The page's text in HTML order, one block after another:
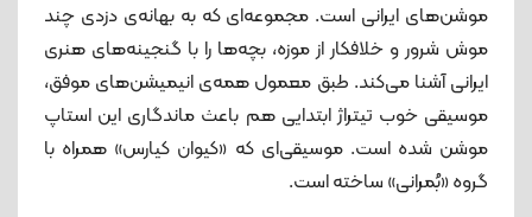
موشن‌های ایرانی است. مجموعه‌ای که به بهانه‌ی دزدی چند
موش شرور و خلافکار از موزه، بچه‌ها را با گنجینه‌های هنری
ایرانی آشنا می‌کند. طبق معمول همه‌ی انیمیشن‌های موفق،
موسیقی خوب تیتراژ ابتدایی هم باعث ماندگاری این استاپ
موشن شده است. موسیقی‌ای که «کیوان کیارس» همراه با
گروه «بُمرانی» ساخته‌ است.